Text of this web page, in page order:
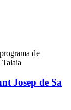
de
Josep de Sa